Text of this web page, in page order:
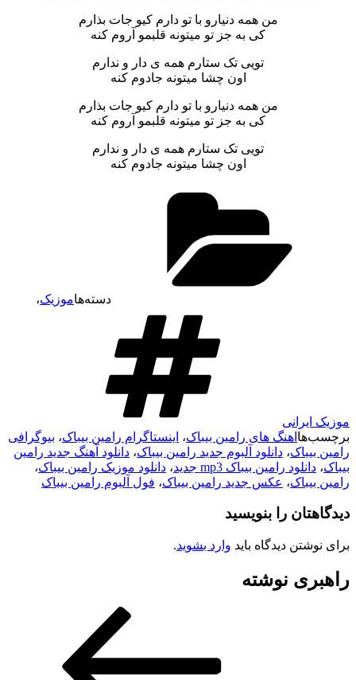
من همه دنیارو با تو دارم کیو جات بذارم
کی به جز تو میتونه قلبمو آروم کنه
تویی تک ستارم همه ی دار و ندارم
اون چشا میتونه جادوم کنه
من همه دنیارو با تو دارم کیو جات بذارم
کی به جز تو میتونه قلبمو آروم کنه
تویی تک ستارم همه ی دار و ندارم
اون چشا میتونه جادوم کنه
دسته‌هاموزیک،
موزیک ایرانی
برچسب‌ها اهنگ های رامین بیباک، اینستاگرام رامین بیباک، بیوگرافی
رامین بیباک، دانلود آلبوم جدید رامین بیباک، دانلود آهنگ جدید رامین
بیباک، دانلود رامین بیباک mp3 جدید ، دانلود موزیک رامین بیباک،
رامین بیباک، عکس جدید رامین بیباک، فول آلبوم رامین بیباک
دیدگاهتان را بنویسید
برای نوشتن دیدگاه باید وارد بشوید.
راهبری نوشته